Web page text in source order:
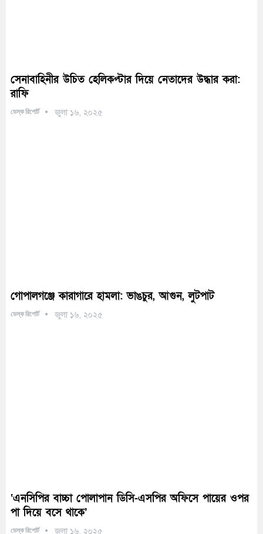
সেনাবাহিনীর উচিত হেলিকপ্টার দিয়ে নেতাদের উদ্ধার করা:
রাফি
ডেস্ক রিপোর্ট জুলা ১৬, ২০২৫
গোপালগঞ্জে কারাগারে হামলা: ভাঙচুর, আগুন, লুটপাট
ডেস্ক রিপোর্ট জুলা ১৬, ২০২৫
‘এনসিপির বাচ্চা পোলাপান ডিসি-এসপির অফিসে পায়ের ওপর
পা দিয়ে বসে থাকে’
ডেস্ক রিপোর্ট জুলা ১৬, ২০২৫